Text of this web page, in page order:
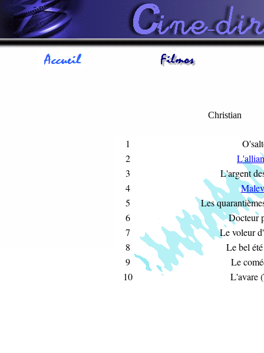
Christian
1
2
3
L'argent
4
5
Les
6
Docteur
7
Le voleur
8
Le bel
9
Le
10
L'avare